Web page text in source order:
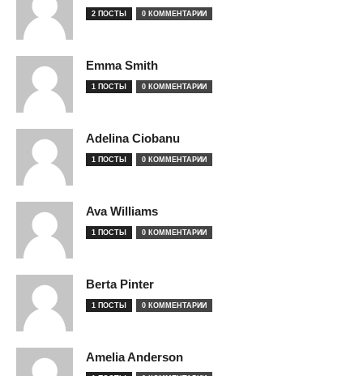
2 ПОСТЫ 0 КОММЕНТАРИИ
Emma Smith
1 ПОСТЫ 0 КОММЕНТАРИИ
Adelina Ciobanu
1 ПОСТЫ 0 КОММЕНТАРИИ
Ava Williams
1 ПОСТЫ 0 КОММЕНТАРИИ
Berta Pinter
1 ПОСТЫ 0 КОММЕНТАРИИ
Amelia Anderson